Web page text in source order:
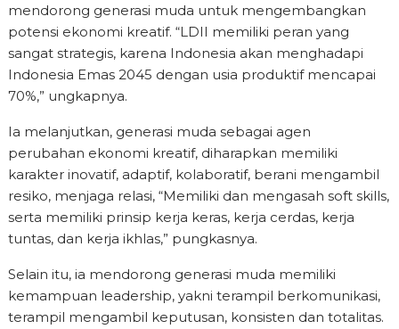
mendorong generasi muda untuk mengembangkan
potensi ekonomi kreatif. “LDII memiliki peran yang
sangat strategis, karena Indonesia akan menghadapi
Indonesia Emas 2045 dengan usia produktif mencapai
70%,” ungkapnya.
Ia melanjutkan, generasi muda sebagai agen
perubahan ekonomi kreatif, diharapkan memiliki
karakter inovatif, adaptif, kolaboratif, berani mengambil
resiko, menjaga relasi, “Memiliki dan mengasah soft skills,
serta memiliki prinsip kerja keras, kerja cerdas, kerja
tuntas, dan kerja ikhlas,” pungkasnya.
Selain itu, ia mendorong generasi muda memiliki
kemampuan leadership, yakni terampil berkomunikasi,
terampil mengambil keputusan, konsisten dan totalitas.